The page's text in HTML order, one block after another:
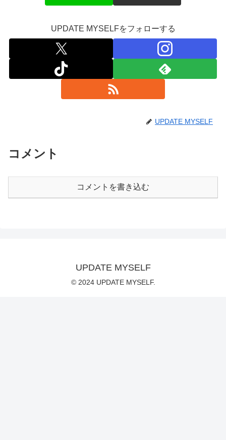
UPDATE MYSELFをフォローする
UPDATE MYSELF
コメント
コメントを書き込む
UPDATE MYSELF
© 2024 UPDATE MYSELF.